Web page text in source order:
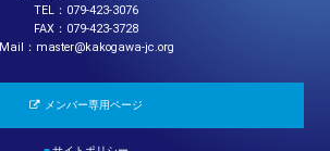
TEL：079-423-3076
FAX：079-423-3728
Mail：master@kakogawa-jc.org
メンバー専用ページ